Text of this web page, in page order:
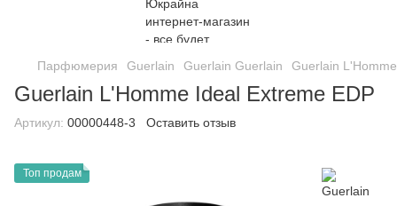
Парфюмерия Guerlain Guerlain Guerlain Guerlain
Guerlain L'Homme Ideal Extreme EDP
Артикул: 00000448-3 Оставить отзыв
Топ продам